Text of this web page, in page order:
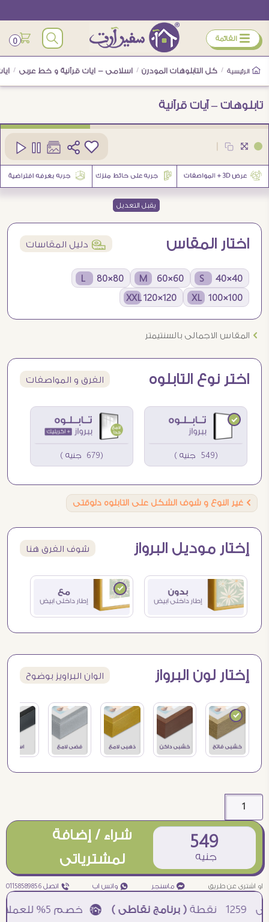
ÿ القائمة 0
الرئيسية / كل التابلوهات المودرن / اسلامى - ايات قرآنية و خط عربى /
تابلوهات – آيات قرآنية
يقبل التعديل
اختار المقاس í دليل المقاسات
40×40 S
60×60 M
80×80 L
100×100 XL
120×120 XXL
Ö المقاس الاجمالى بالسنتيمتر
اختر نوع التابلوه الفرق و المواصفات
(549 جنيه ) (679 جنيه )
Ö غير النوع و شوف الشكل على التابلوه دلوقتى
إختار موديل البرواز شوف الفرق هنا
إختار لون البرواز الوان البراويز بوضوح
549
جنيه
شراء / إضافة
لمشترياتى
او اشترى عن طريق ¥ ماسنجر ₧ واتس اب ƒ اتصل 01158589856
نقطة( برنامج نقاطى )à خصم 5% للعملاء الجدد à شحن مجانى عند الشراء ب 4000 جنيه à